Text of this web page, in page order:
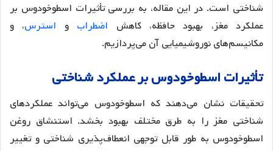
شناختی است. در این مقاله، به بررسی تأثیرات اسطوخودوس بر
عملکرد مغز، بهبود حافظه، کاهش اضطراب و استرس، و
مکانیسم‌های نوروشیمیایی آن می‌پردازیم.
تأثیرات اسطوخودوسبرعملکردشناختی
تحقیقات نشان می‌دهند که اسطوخودوس می‌تواند عملکردهای
شناختی مغز را به طرق مختلف بهبود بخشد. استنشاق روغن
اسطوخودوس به طور قابل توجهی انعطاف‌پذیری شناختی و تغییر